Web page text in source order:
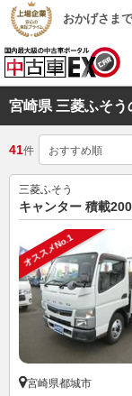
おかげさまで
宮崎県 三菱ふそう
41件
三菱ふそう
キャンター 積載
オススメNo.1
宮崎県都城市